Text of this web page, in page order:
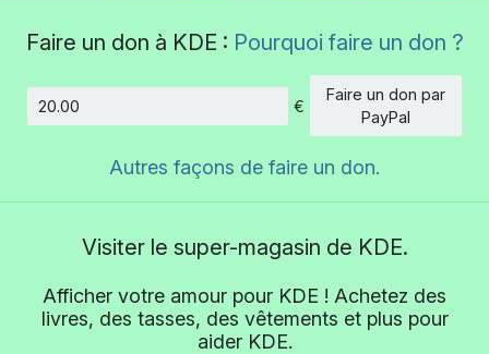
Faire un don à KDE : Pourquoi faire un don ?
Montant
€
Faire un don par
PayPal
Autres façons de faire un don.
Visiter le super-magasin de KDE.
Afficher votre amour pour KDE ! Achetez des
livres, des tasses, des vêtements et plus pour
aider KDE.